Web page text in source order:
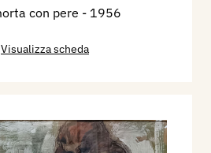
con pere - 1956
Visualizza scheda